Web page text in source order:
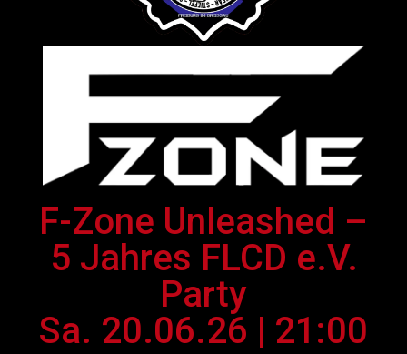
F-Zone Unleashed –
5 Jahres FLCD e.V.
Party
Sa. 20.06.26 | 21:00